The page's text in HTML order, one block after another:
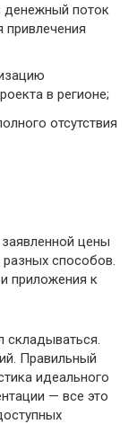
денежный поток
в регионе;
отсутствия
цены
способов.
приложения к
складываться.
Правильный
идеального
— все это